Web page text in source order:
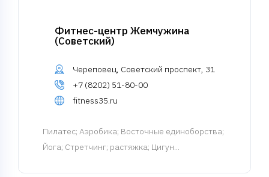
Фитнес-центр Жемчужина
(Советский)
Череповец, Советский проспект, 31
+7 (8202) 51-80-00
fitness35.ru
Пилатес; Аэробика; Восточные единоборства;
Йога; Стретчинг; растяжка; Цигун...